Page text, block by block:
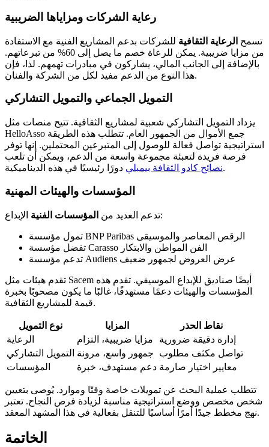
رعاية الشركات ومزاياها الضريبية
تسمح الرعاية الثقافية للشركات بدعم المشاريع الفنية مع الاستفادة
من مزايا ضريبية. يمكن للرعاة خصم ما يصل إلى 60% من تبرعاتهم.
بالإضافة إلى الجانب المالي، يشاركون في مبادرات تهمهم. لذا، فإن
هذا النوع من الدعم مفيد لكل من الشركة والفنان.
التمويل الجماعي والتمويل التشاركي
يزداد التمويل التشاركي شعبية لمشاريع الثقافية. تتيح منصات مثل
HelloAsso جمع الأموال من الجمهور العام. تتطلب هذه الطريقة
استراتيجية تواصل فعالة للوصول إلى المتبرعين المحتملين. إنها توفر
فرصة فريدة لتعبئة مجموعة واسعة من الدعم، ويمكن أن تلعب
نصائح كادو الثقافة بيمبليدورًا رئيسيًا في هذه الديناميكية.
المؤسسات والهيئات المهنية
تدعم العديد من المؤسسات الفنية الإبداع:
تمول مؤسسة BNP Paribas الرقص المعاصر والموسيقى
تفضل مؤسسة Carasso الفن المواطن والابتكار
تدعم مؤسسة Audiens عرض العروض لجمهور ضعيف
تقدم هيئات مثل Sacem أيضًا صناديق للإبداع الموسيقي. تقدم هذه
المؤسسات والهيئات دعمًا مستهدفًا، غالبًا ما يكون مصحوبًا بخبرة
قيمة للمشاريع الثقافية.
نوع التمويل المزايا
نقاط الحذر
الرعاية
مزايا ضريبية، التزام
إدارة دقيقة ضرورية
التمويل التشاركي جمهور واسع، مرونة
تواصل مكثف مطلوب
المؤسسات
دعم مستهدف، خبرة معايير اختيار صارمة
تتطلب عملية البحث عن تمويلات خاصة وقتًا وموارد. يُوصى بتعيين
شخص مخصص ووضع استراتيجية مناسبة لزيادة فرص النجاح. تعتبر
نهج مخطط جيدًا أمرًا أساسيًا للتنقل بفعالية في هذا المشهد المعقد.
الخاتمة